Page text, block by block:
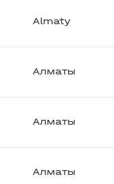
Almaty
Алматы
Алматы
Алматы